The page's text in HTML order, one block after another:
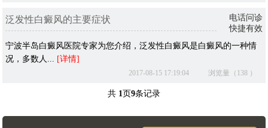
泛发性白癜风的主要症状
电话问诊
快捷有效
宁波半岛白癜风医院专家为您介绍，泛发性白癜风是白癜风的一种情
况，多数人... [详情]
2017-08-15 17:19:04 浏览量（138 ）
共 1 页9条记录